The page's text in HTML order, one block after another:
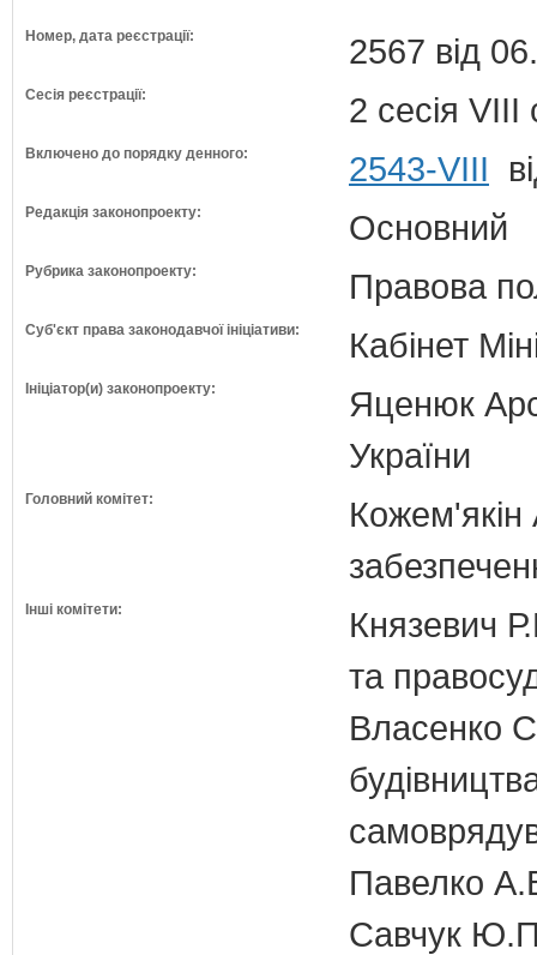
Номер, дата реєстрації: 2567 від
Сесія реєстрації: 2 сесія VIII
Включено до порядку денного: 2543-VIII
Редакція законопроекту: Основний
Рубрика законопроекту: Правова
Суб'єкт права законодавчої ініціативи: Кабінет
Ініціатор(и) законопроекту:
Яценюк
України
Головний комітет:
Кожем'якін
Інші комітети:
Князевич
та
Власенко
Павелко
Савчук Ю.П.